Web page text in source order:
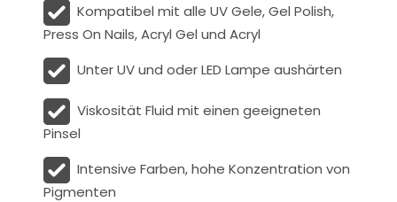
Kompatibel mit alle UV Gele, Gel Polish,
Press On Nails, Acryl Gel und Acryl
Unter UV und oder LED Lampe aushärten
ViskositätFluid mit einen geeigneten
Pinsel
Intensive Farben, hohe Konzentration von
Pigmenten